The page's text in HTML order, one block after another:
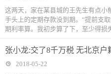
这两天，家在某县城的王先生有点
手头上的定期存款没到期。“提前支
期利率算。我初步算了下，至少得损
张小龙:交了8千万税 无北京户
2018-05-22